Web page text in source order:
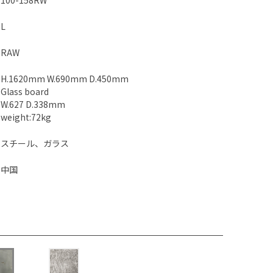
L
RAW
H.1620mm W.690mm D.450mm
Glass board
W.627 D.338mm
weight:72kg
スチール、ガラス
中国